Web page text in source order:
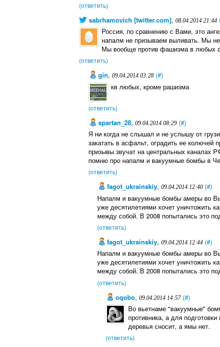
(ответить)
sabrhamovich [twitter.com],08.04.2014 21:44
Россия, по сравнению с Вами, это
напалм не призываем выливать. Мы
Мы вообще против фашизма в любых
(ответить)
gin, 09.04.2014 03:28 (#)
кв любых, кроме рашизма
(ответить)
spartan_28, 09.04.2014 08:29 (#)
Я ни когда не слышал и не услышу от
закатать в асфальт, оградить ее колючей
призывы звучат на центральных каналах
помню про напалм и вакуумные бомбы в
(ответить)
fagot_ukrainskiy, 09.04.2014 12:40 (#)
Напалм и вакуумные бомбы амеры во
уже десятилетиями хочет уничтожить
между собой. В 2008 попытались это
(ответить)
fagot_ukrainskiy, 09.04.2014 12:44 (#)
Напалм и вакуумные бомбы амеры во
уже десятилетиями хочет уничтожить
между собой. В 2008 попытались это
(ответить)
oqobo,09.04.2014 14:57 (#)
Во вьетнаме "вакуумные"
противника, а для
деревья сносит, а ямы нет.
(ответить)